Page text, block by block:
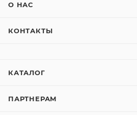
О НАС
КОНТАКТЫ
КАТАЛОГ
ПАРТНЕРАМ